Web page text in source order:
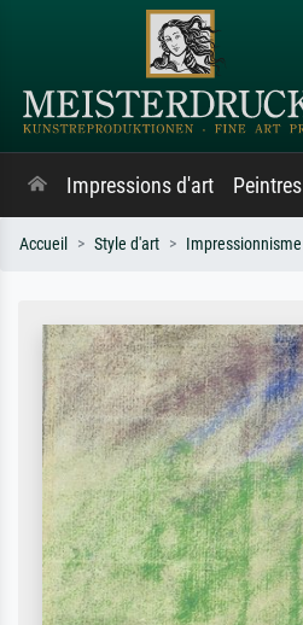
Impressions d'art Peintres
Accueil Style d'art Impressionnisme